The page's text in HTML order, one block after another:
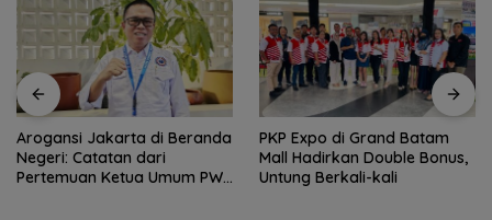
Arogansi Jakarta di Beranda
Negeri: Catatan dari
Pertemuan Ketua Umum PWI
PKP Expo di Grand Batam
Mall Hadirkan Double Bonus,
Untung Berkali-kali